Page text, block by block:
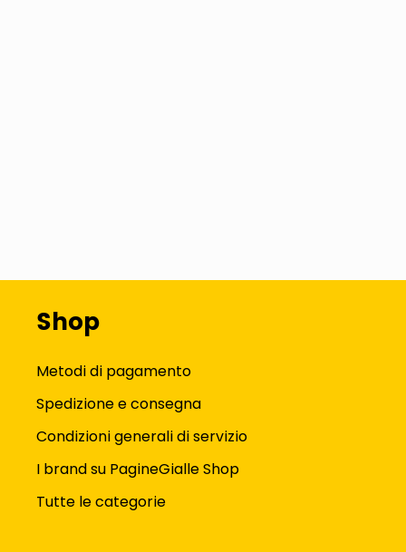
Shop
Metodi di pagamento
Spedizione e consegna
Condizioni generali di servizio
I brand su PagineGialle Shop
Tutte le categorie